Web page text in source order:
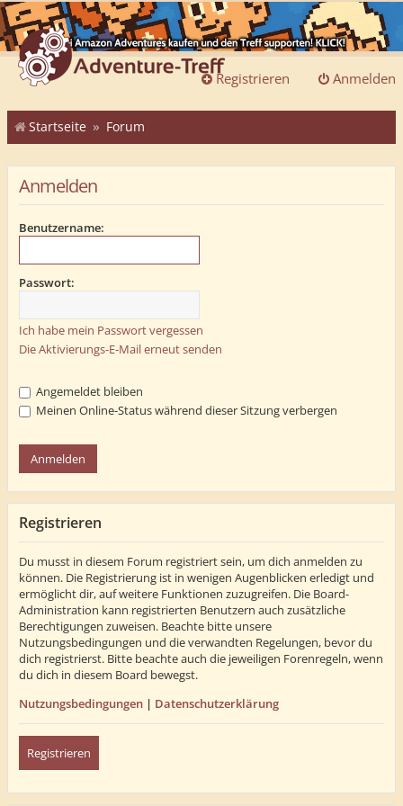
Anmelden
Registrieren
Startseite Forum
Anmelden
Benutzername:
Passwort:
Ich habe mein Passwort vergessen
Die Aktivierungs-E-Mail erneut senden
Angemeldet bleiben
Meinen Online-Status während dieser Sitzung verbergen
Registrieren
Du musst in diesem Forum registriert sein, um dich anmelden zu
können. Die Registrierung ist in wenigen Augenblicken erledigt und
ermöglicht dir, auf weitere Funktionen zuzugreifen. Die Board-
Administration kann registrierten Benutzern auch zusätzliche
Berechtigungen zuweisen. Beachte bitte unsere
Nutzungsbedingungen und die verwandten Regelungen, bevor du
dich registrierst. Bitte beachte auch die jeweiligen Forenregeln, wenn
du dich in diesem Board bewegst.
Nutzungsbedingungen | Datenschutzerklärung
Registrieren